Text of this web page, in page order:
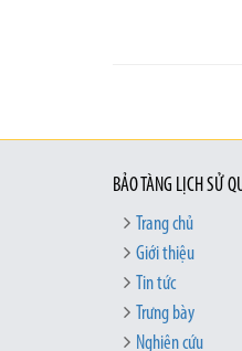
BẢO TÀNG LỊCH SỬ
Trang chủ
Giới thiệu
Tin tức
Trưng bày
Nghiên cứu